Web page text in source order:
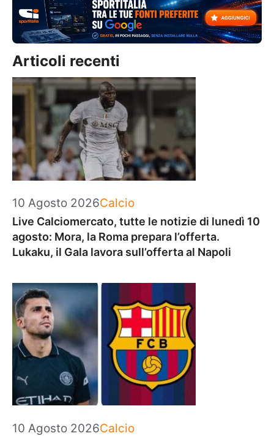
Articoli recenti
10 Agosto 2026Categorie
Calcio
Live Calciomercato, tutte le notizie di lunedì 10
agosto: Mora, la Roma prepara l’offerta.
Lukaku, il Gala lavora sull’offerta al Napoli
10 Agosto 2026Categorie
Calcio